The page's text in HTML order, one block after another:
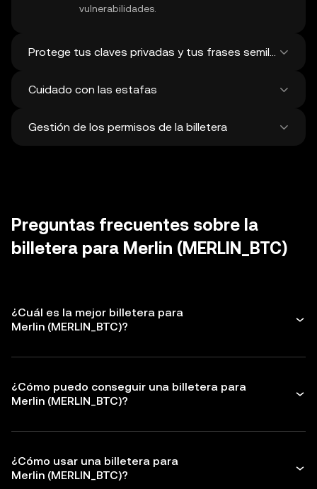
vulnerabilidades.
Protege tus claves privadas y tus frases semilla
Nunca compartas tu
tomar capturas de pantalla y guardar
Cuidado con las estafas
Ten cuidado con posibles ataques de
Gestión de los permisos de la billetera
proteger así tus Merlin. Asegúrate de
verificar la dirección del destinatario antes
de realizar cualquier transacción.
Preguntas frecuentes sobre la
billetera para Merlin (MERLIN_BTC)
¿Cuál es la mejor billetera para
Merlin (MERLIN_BTC)?
¿Cómo puedo conseguir una billetera para
Merlin (MERLIN_BTC)?
¿Cómo usar una billetera para
Merlin (MERLIN_BTC)?